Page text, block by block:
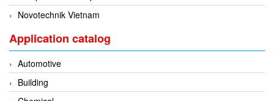
DOLD - Autho ANS
Dold Vietnam
Dongdo Tech
Donghwa Valve
Dongkun
Novotechnik Vietnam
Application catalog
Automotive
Building